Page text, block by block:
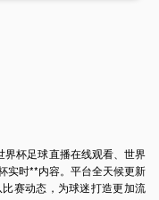
杯足球直播在线观看、世界
实时**内容。平台全天候更新
赛动态，为球迷打造更加流